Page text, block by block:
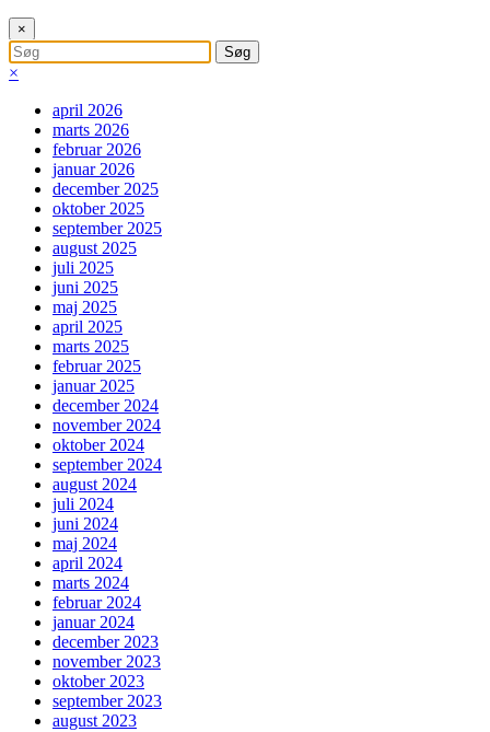
×
×
april 2026
marts 2026
februar 2026
januar 2026
december 2025
oktober 2025
september 2025
august 2025
juli 2025
juni 2025
maj 2025
april 2025
marts 2025
februar 2025
januar 2025
december 2024
november 2024
oktober 2024
september 2024
august 2024
juli 2024
juni 2024
maj 2024
april 2024
marts 2024
februar 2024
januar 2024
december 2023
november 2023
oktober 2023
september 2023
august 2023